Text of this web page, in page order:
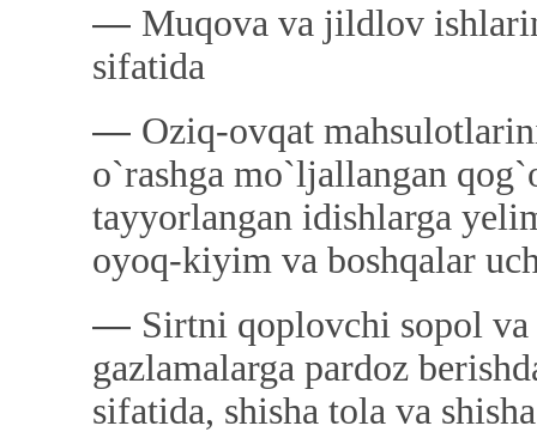
― Muqova va jildlov
sifatida
― Oziq-ovqat
o`rashga mo`ljallangan
tayyorlangan idishlarga
oyoq-kiyim va boshqalar
― Sirtni qoplovchi sopol
gazlamalarga pardoz
sifatida, shisha tola va